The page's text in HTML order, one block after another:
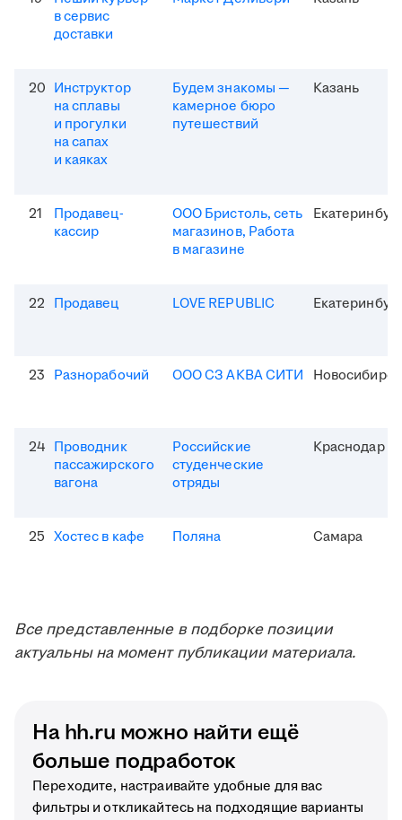
в сервис
доставки
20 Инструктор
на сплавы
и прогулки
на сапах
и каяках
Будем знакомы —
камерное бюро
путешествий
Казань
21
Продавец-
кассир
ООО Бристоль, сеть
магазинов, Работа
в магазине
22 Продавец LOVE REPUBLIC
23 Разнорабочий ООО СЗ АКВА СИТИ Новосибирск
24 Проводник
пассажирского
вагона
Российские
студенческие
отряды
Краснодар
25 Хостес в кафе Поляна Самара
Все представленные в подборке позиции
актуальны на момент публикации материала.
На hh.ru можно найти ещё
больше подработок
Переходите, настраивайте удобные для вас
фильтры и откликайтесь на подходящие варианты